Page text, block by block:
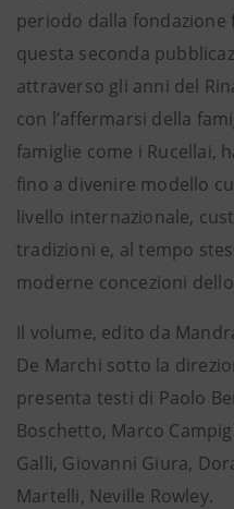
periodo dalla fondazione
questa seconda
attraverso gli anni del
con l’affermarsi della
famiglie come i Rucellai,
fino a divenire modello
livello internazionale,
tradizioni e, al tempo
moderne concezioni
Il volume, edito da
De Marchi sotto la
presenta testi di Paolo
Boschetto, Marco
Galli, Giovanni Giura,
Martelli, Neville Rowley.